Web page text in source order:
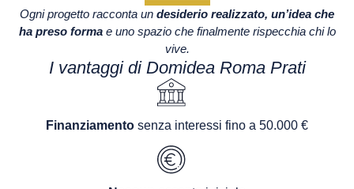
Ogni progetto racconta un desiderio realizzato, un’idea che
ha preso formae uno spazio che finalmente rispecchia chi lo
vive.
I vantaggi di Domidea Roma Prati
Finanziamento senza interessi fino a 50.000 €